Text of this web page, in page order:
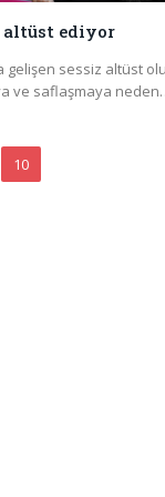
altüst ediyor
gelişen sessiz altüst
ve saflaşmaya
10